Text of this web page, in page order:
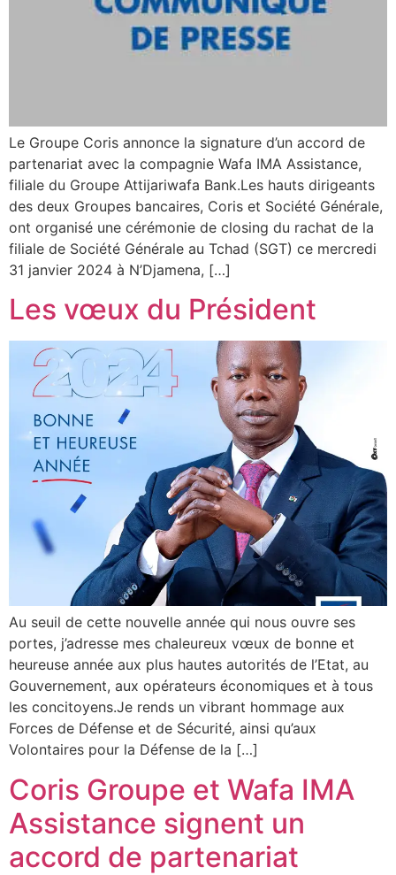
Le Groupe Coris annonce la signature d’un accord de
partenariat avec la compagnie Wafa IMA Assistance,
filiale du Groupe Attijariwafa Bank.Les hauts dirigeants
des deux Groupes bancaires, Coris et Société Générale,
ont organisé une cérémonie de closing du rachat de la
filiale de Société Générale au Tchad (SGT) ce mercredi
31 janvier 2024 à N’Djamena, […]
Les vœux du Président
Au seuil de cette nouvelle année qui nous ouvre ses
portes, j’adresse mes chaleureux vœux de bonne et
heureuse année aux plus hautes autorités de l’Etat, au
Gouvernement, aux opérateurs économiques et à tous
les concitoyens.Je rends un vibrant hommage aux
Forces de Défense et de Sécurité, ainsi qu’aux
Volontaires pour la Défense de la […]
Coris Groupe et Wafa IMA
Assistance signent un
accord de partenariat